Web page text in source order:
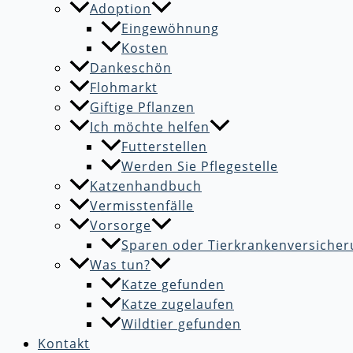
Adoption
Eingewöhnung
Kosten
Dankeschön
Flohmarkt
Giftige Pflanzen
Ich möchte helfen
Futterstellen
Werden Sie Pflegestelle
Katzenhandbuch
Vermisstenfälle
Vorsorge
Sparen oder
Was tun?
Katze gefunden
Katze zugelaufen
Wildtier gefunden
Kontakt